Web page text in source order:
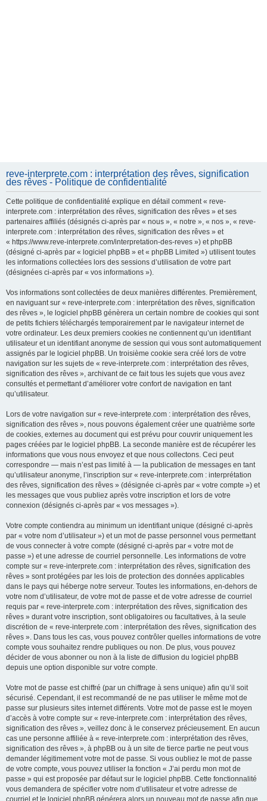
reve-interprete.com : interprétation des rêves, signification
des rêves - Politique de confidentialité
Cette politique de confidentialité explique en détail comment « reve-
interprete.com : interprétation des rêves, signification des rêves » et ses
partenaires affiliés (désignés ci-après par « nous », « notre », « nos », « reve-
interprete.com : interprétation des rêves, signification des rêves » et
« https://www.reve-interprete.com/interpretation-des-reves ») et phpBB
(désigné ci-après par « logiciel phpBB » et « phpBB Limited ») utilisent toutes
les informations collectées lors des sessions d’utilisation de votre part
(désignées ci-après par « vos informations »).
Vos informations sont collectées de deux manières différentes. Premièrement,
en naviguant sur « reve-interprete.com : interprétation des rêves, signification
des rêves », le logiciel phpBB génèrera un certain nombre de cookies qui sont
de petits fichiers téléchargés temporairement par le navigateur internet de
votre ordinateur. Les deux premiers cookies ne contiennent qu’un identifiant
utilisateur et un identifiant anonyme de session qui vous sont automatiquement
assignés par le logiciel phpBB. Un troisième cookie sera créé lors de votre
navigation sur les sujets de « reve-interprete.com : interprétation des rêves,
signification des rêves », archivant de ce fait tous les sujets que vous avez
consultés et permettant d’améliorer votre confort de navigation en tant
qu’utilisateur.
Lors de votre navigation sur « reve-interprete.com : interprétation des rêves,
signification des rêves », nous pouvons également créer une quatrième sorte
de cookies, externes au document qui est prévu pour couvrir uniquement les
pages créées par le logiciel phpBB. La seconde manière est de récupérer les
informations que vous nous envoyez et que nous collectons. Ceci peut
correspondre — mais n’est pas limité à — la publication de messages en tant
qu’utilisateur anonyme, l’inscription sur « reve-interprete.com : interprétation
des rêves, signification des rêves » (désignée ci-après par « votre compte ») et
les messages que vous publiez après votre inscription et lors de votre
connexion (désignés ci-après par « vos messages »).
Votre compte contiendra au minimum un identifiant unique (désigné ci-après
par « votre nom d’utilisateur ») et un mot de passe personnel vous permettant
de vous connecter à votre compte (désigné ci-après par « votre mot de
passe ») et une adresse de courriel personnelle. Les informations de votre
compte sur « reve-interprete.com : interprétation des rêves, signification des
rêves » sont protégées par les lois de protection des données applicables
dans le pays qui héberge notre serveur. Toutes les informations, en-dehors de
votre nom d’utilisateur, de votre mot de passe et de votre adresse de courriel
requis par « reve-interprete.com : interprétation des rêves, signification des
rêves » durant votre inscription, sont obligatoires ou facultatives, à la seule
discrétion de « reve-interprete.com : interprétation des rêves, signification des
rêves ». Dans tous les cas, vous pouvez contrôler quelles informations de votre
compte vous souhaitez rendre publiques ou non. De plus, vous pouvez
décider de vous abonner ou non à la liste de diffusion du logiciel phpBB
depuis une option disponible sur votre compte.
Votre mot de passe est chiffré (par un chiffrage à sens unique) afin qu’il soit
sécurisé. Cependant, il est recommandé de ne pas utiliser le même mot de
passe sur plusieurs sites internet différents. Votre mot de passe est le moyen
d’accès à votre compte sur « reve-interprete.com : interprétation des rêves,
signification des rêves », veillez donc à le conservez précieusement. En aucun
cas une personne affiliée à « reve-interprete.com : interprétation des rêves,
signification des rêves », à phpBB ou à un site de tierce partie ne peut vous
demander légitimement votre mot de passe. Si vous oubliez le mot de passe
de votre compte, vous pouvez utiliser la fonction « J’ai perdu mon mot de
passe » qui est proposée par défaut sur le logiciel phpBB. Cette fonctionnalité
vous demandera de spécifier votre nom d’utilisateur et votre adresse de
courriel et le logiciel phpBB générera alors un nouveau mot de passe afin que